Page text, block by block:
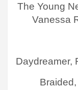
The Young
Vanessa
Daydreamer,